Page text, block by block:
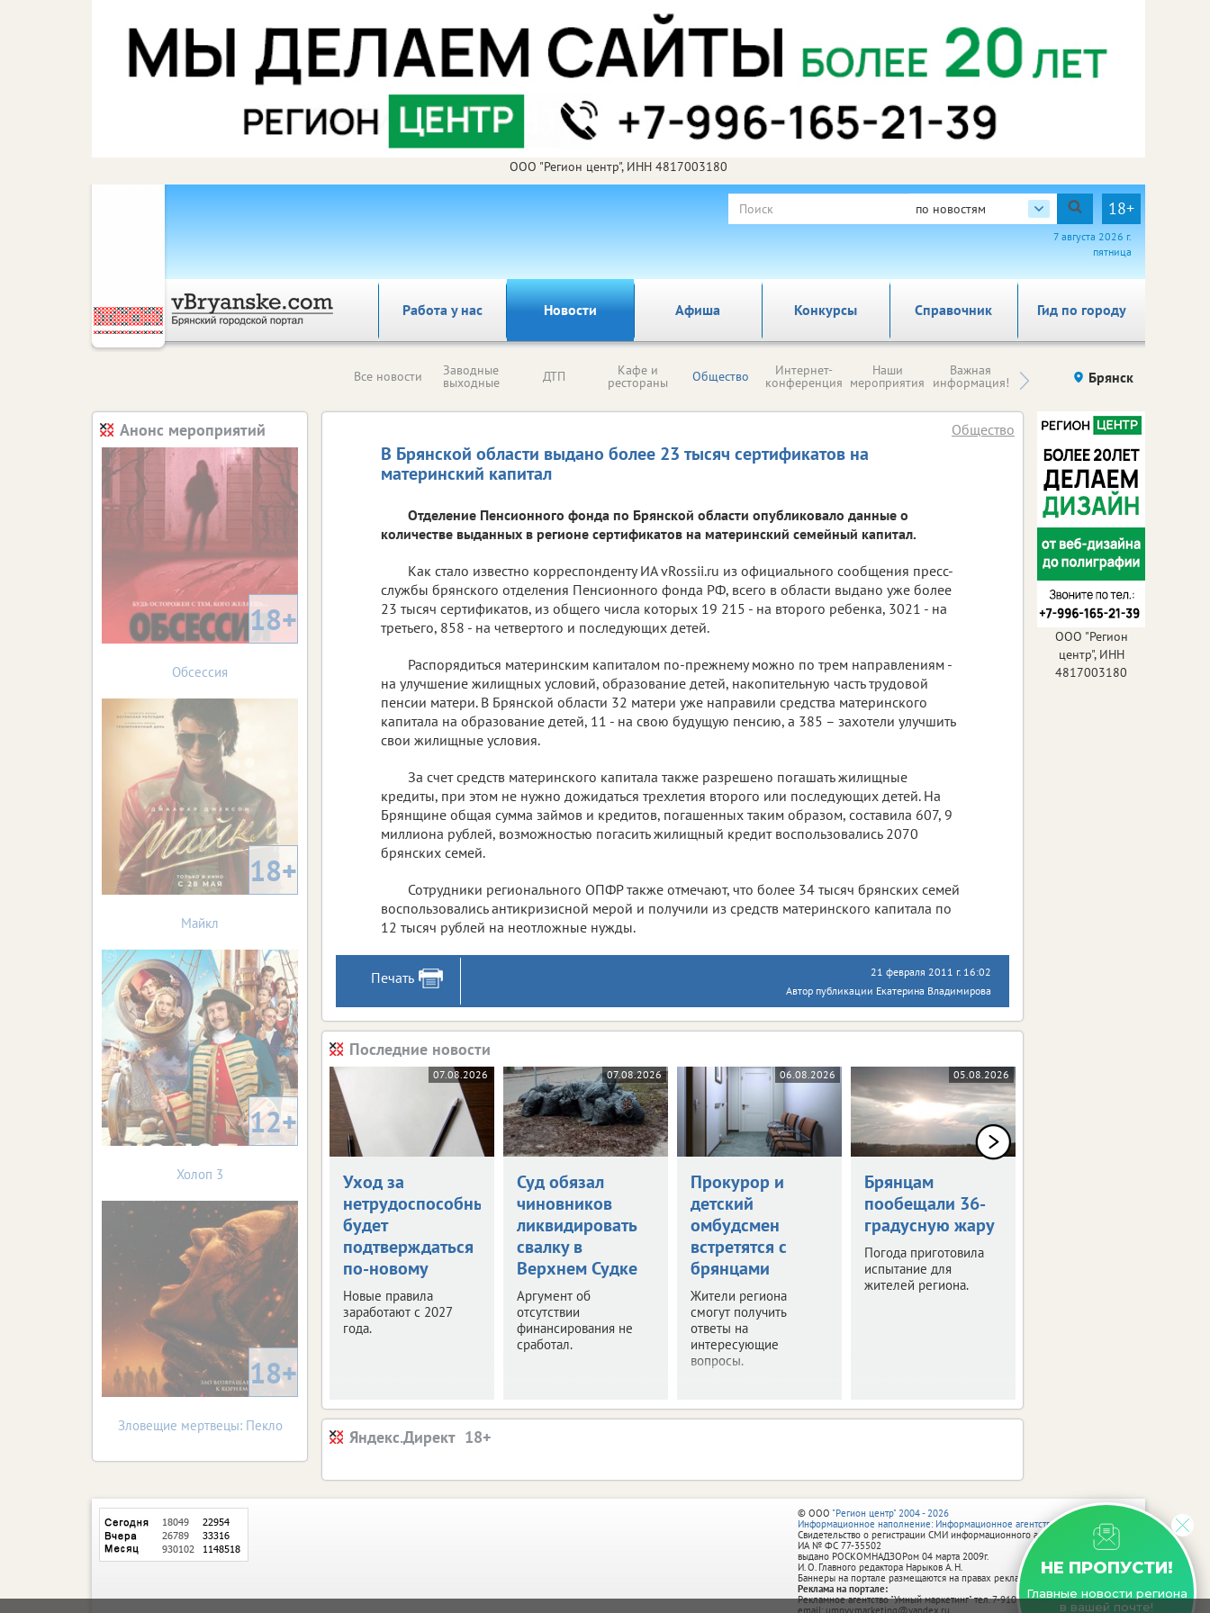
ООО "Регион центр", ИНН 4817003180
по новостям 18+
7 августа 2026 г.
пятница
Работа у нас Новости Афиша Справочник Гид по городу
Конкурсы
Все новости Заводные
выходные ДТП Кафе и
рестораны Общество Интернет-
конференция
Наши
мероприятия
Важная
информация! Происшествия Здоровье
Брянск
В Брянской области выдано более 23 тысяч сертификатов на
материнский капитал
Общество
Отделение Пенсионного фонда по Брянской области опубликовало данные о
количестве выданных в регионе сертификатов на материнский семейный капитал.
Как стало известно корреспонденту ИА vRossii.ru из официального сообщения пресс-
службы брянского отделения Пенсионного фонда РФ, всего в области выдано уже более
23 тысяч сертификатов, из общего числа которых 19 215 - на второго ребенка, 3021 - на
третьего, 858 - на четвертого и последующих детей.
Распорядиться материнским капиталом по-прежнему можно по трем направлениям -
на улучшение жилищных условий, образование детей, накопительную часть трудовой
пенсии матери. В Брянской области 32 матери уже направили средства материнского
капитала на образование детей, 11 - на свою будущую пенсию, а 385 – захотели улучшить
свои жилищные условия.
За счет средств материнского капитала также разрешено погашать жилищные
кредиты, при этом не нужно дожидаться трехлетия второго или последующих детей. На
Брянщине общая сумма займов и кредитов, погашенных таким образом, составила 607, 9
миллиона рублей, возможностью погасить жилищный кредит воспользовались 2070
брянских семей.
Сотрудники регионального ОПФР также отмечают, что более 34 тысяч брянских семей
воспользовались антикризисной мерой и получили из средств материнского капитала по
12 тысяч рублей на неотложные нужды.
Печать
21 февраля 2011 г. 16:02
Автор публикации Екатерина Владимирова
Последние новости
07.08.2026
Уход за
нетрудоспособными
будет
подтверждаться
по-новому
Новые правила
заработают с 2027
года.
07.08.2026
Суд обязал
чиновников
ликвидировать
свалку в
Верхнем Судке
Аргумент об
отсутствии
финансирования не
сработал.
06.08.2026
Прокурор и
детский
омбудсмен
встретятся с
брянцами
Жители региона
смогут получить
ответы на
интересующие
вопросы.
05.08.2026
Брянцам
пообещали 36-
градусную жару
Погода приготовила
испытание для
жителей региона.
Яндекс.Директ
Анонс мероприятий
18+
Обсессия
18+
Майкл
12+
Холоп 3
18+
Зловещие мертвецы: Пекло
ООО "Регион
центр", ИНН
4817003180
НЕ ПРОПУСТИ!
Главные новости региона
в вашей почте!
© ООО "Регион центр" 2004 - 2026
Информационное наполнение: Информационное агентство vRossii.ru
Свидетельство о регистрации СМИ информационного агентства vRossii.ru
ИА № ФС 77‑35502
выдано РОСКОМНАДЗОРом 04 марта 2009г.
И. О. Главного редактора Нарыков А. Н.
Баннеры на портале размещаются на правах рекламы.
Реклама на портале:
Рекламное агентство "Умный маркетинг" тел. 7-910-267-70-40,
email: umnyy.marketing@yandex.ru